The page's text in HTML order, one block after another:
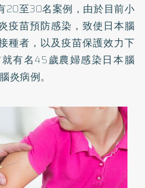
20至30名案例，由於目前小
疫苗預防感染，致使日本腦
種者，以及疫苗保護效力下
有名45歲農婦感染日本腦
炎病例。